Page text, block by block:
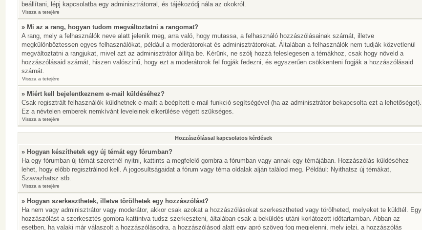
beállítani, lépj kapcsolatba egy adminisztrátorral, és tájékozódj nála az okokról.
Vissza a tetejére
» Mi az a rang, hogyan tudom megváltoztatni a rangomat?
A rang, mely a felhasználók neve alatt jelenik meg, arra való, hogy mutassa, a felhasználó hozzászólásainak számát, illetve
megkülönböztessen egyes felhasználókat, például a moderátorokat és adminisztrátorokat. Általában a felhasználók nem tudják közvetlenül
megváltoztatni a rangjukat, mivel azt az adminisztrátor állítja be. Kérünk, ne szólj hozzá feleslegesen a témákhoz, csak hogy növeld a
hozzászólásaid számát, hiszen valószínű, hogy ezt a moderátorok fel fogják fedezni, és egyszerűen csökkenteni fogják a hozzászólásaid
számát.
Vissza a tetejére
» Miért kell bejelentkeznem e-mail küldéséhez?
Csak regisztrált felhasználók küldhetnek e-mailt a beépített e-mail funkció segítségével (ha az adminisztrátor bekapcsolta ezt a lehetőséget).
Ez a névtelen emberek nemkívánt leveleinek elkerülése végett szükséges.
Vissza a tetejére
Hozzászólással kapcsolatos kérdések
» Hogyan készíthetek egy új témát egy fórumban?
Ha egy fórumban új témát szeretnél nyitni, kattints a megfelelő gombra a fórumban vagy annak egy témájában. Hozzászólás küldéséhez
lehet, hogy előbb regisztrálnod kell. A jogosultságaidat a fórum vagy téma oldalak alján találod meg. Például: Nyithatsz új témákat,
Szavazhatsz stb.
Vissza a tetejére
» Hogyan szerkeszthetek, illetve törölhetek egy hozzászólást?
Ha nem vagy adminisztrátor vagy moderátor, akkor csak azokat a hozzászólásokat szerkesztheted vagy törölheted, melyeket te küldtél. Egy
hozzászólást a szerkesztés gombra kattintva tudsz szerkeszteni, általában csak a beküldés utáni korlátozott időtartamban. Abban az
esetben, ha valaki már válaszolt a hozzászólásodra, a hozzászólásod alatt egy apró szöveg fog megjelenni, mely jelzi, a hozzászólás